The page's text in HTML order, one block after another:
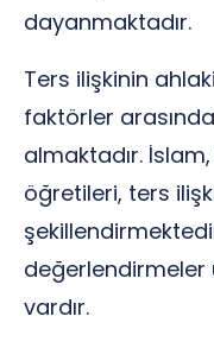
dayanmaktadır.
Ters ilişkinin
faktörler
almaktadır.
öğretileri, ters
değerlendirmeler
vardır.